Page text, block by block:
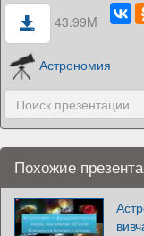
43.99M
Астрономия
Похожие